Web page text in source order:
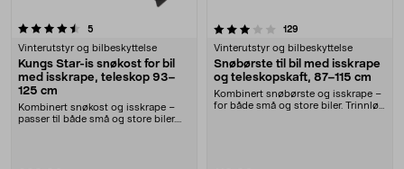
5
Vinterutstyr og bilbeskyttelse
Kungs Star-is snøkost for bil
med isskrape, teleskop 93–
125 cm
Kombinert snøkost og isskrape –
passer til både små og store biler.
3.5 av 5 stjerner 129
Vinterutstyr og bilbeskyttelse
Snøbørste til bil med isskrape
og teleskopskaft, 87–115 cm
Kombinert snøbørste og isskrape –
for både små og store biler. Trinnløs